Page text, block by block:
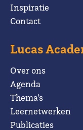
Inspiratie
Contact
Lucas
Over ons
Agenda
Thema’s
Leernetwerken
Publicaties